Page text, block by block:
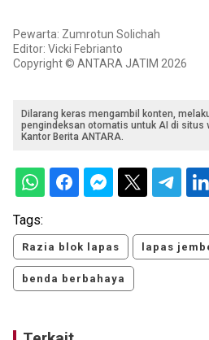
Pewarta: Zumrotun Solichah
Editor: Vicki Febrianto
Copyright © ANTARA JATIM 2026
Dilarang keras mengambil konten,
pengindeksan otomatis untuk AI di situs
Kantor Berita ANTARA.
Tags:
Razia blok lapas lapas
benda berbahaya